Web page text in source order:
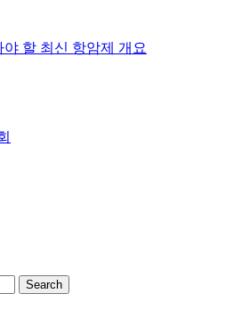
할 최신 항암제 개요
Search